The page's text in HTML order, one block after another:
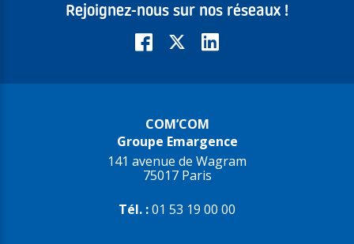
Rejoignez-nous sur nos réseaux !
COM’COM
Groupe Emargence
141 avenue de Wagram
75017 Paris
Tél. :01 53 19 00 00